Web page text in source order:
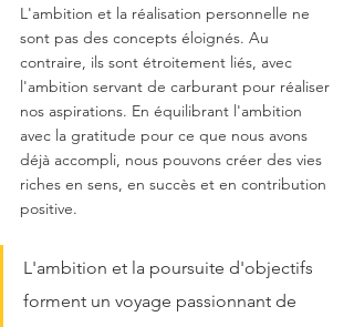
L'ambition et la réalisation personnelle ne
sont pas des concepts éloignés. Au
contraire, ils sont étroitement liés, avec
l'ambition servant de carburant pour réaliser
nos aspirations. En équilibrant l'ambition
avec la gratitude pour ce que nous avons
déjà accompli, nous pouvons créer des vies
riches en sens, en succès et en contribution
positive.
L'ambition et la poursuite d'objectifs
forment un voyage passionnant de